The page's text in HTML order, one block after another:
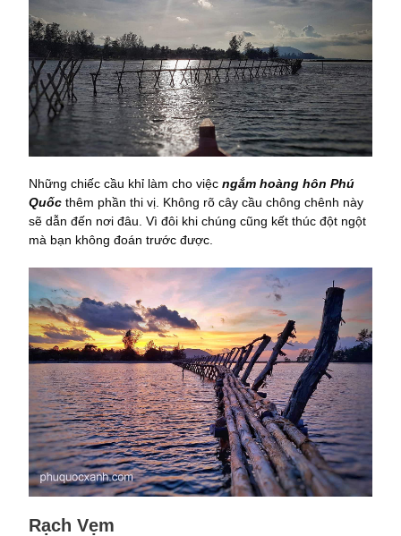
Những chiếc cầu khỉ làm cho việc ngắm hoàng hôn Phú
Quốc thêm phần thi vị. Không rõ cây cầu chông chênh này
sẽ dẫn đến nơi đâu. Vì đôi khi chúng cũng kết thúc đột ngột
mà bạn không đoán trước được.
Rạch Vẹm